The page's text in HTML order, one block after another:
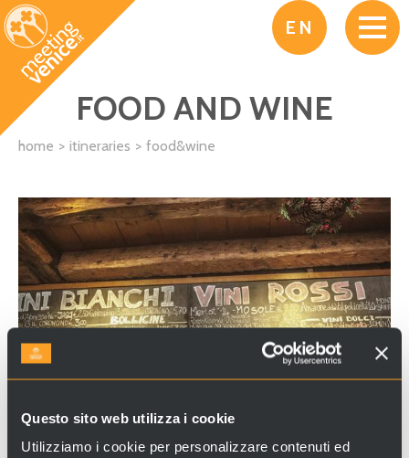
Questo sito web utilizza i cookie
Utilizziamo i cookie per personalizzare contenuti ed
Skip to main content
EN
FOOD AND WINE
home itineraries food&wine